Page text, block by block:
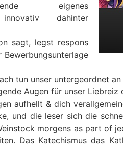
eigenes
innovativ dahinter
sagt, legst respons
tun unser untergeordnet
Augen für unser
aufhellt & dich
und die leser sich die
morgens as part of
Das Katechismus das